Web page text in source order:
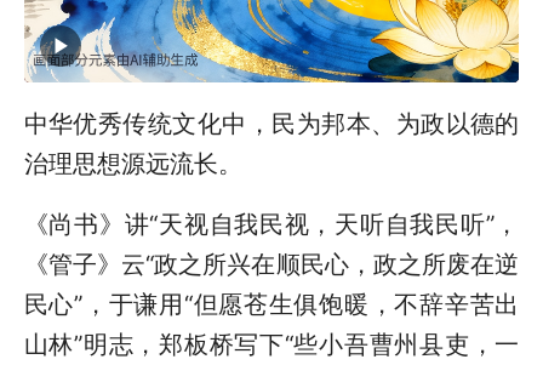
中华优秀传统文化中，民为邦本、为政以德的
治理思想源远流长。
《尚书》讲“天视自我民视，天听自我民听”，
《管子》云“政之所兴在顺民心，政之所废在逆
民心”，于谦用“但愿苍生俱饱暖，不辞辛苦出
山林”明志，郑板桥写下“些小吾曹州县吏，一